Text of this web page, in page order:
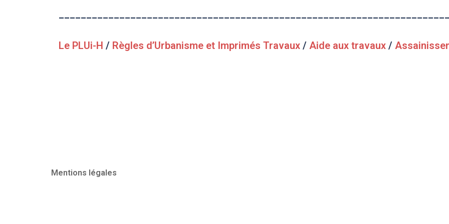
Le PLUi-H / Règles d’Urbanisme et Imprimés Travaux / Aide aux travaux /
Mentions légales